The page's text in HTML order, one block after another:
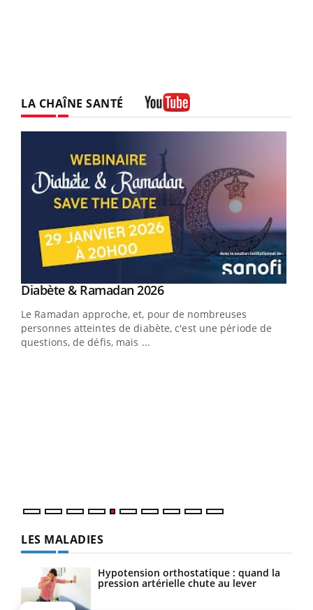
LA CHAÎNE SANTÉ
Youtube
Diabète & Ramadan 2026Youtube
Le Ramadan approche, et, pour de nombreuses
personnes atteintes de diabète, c'est une période de
questions, de défis, mais ...
LES MALADIES
Hypotension orthostatique : quand la
pression artérielle chute au lever